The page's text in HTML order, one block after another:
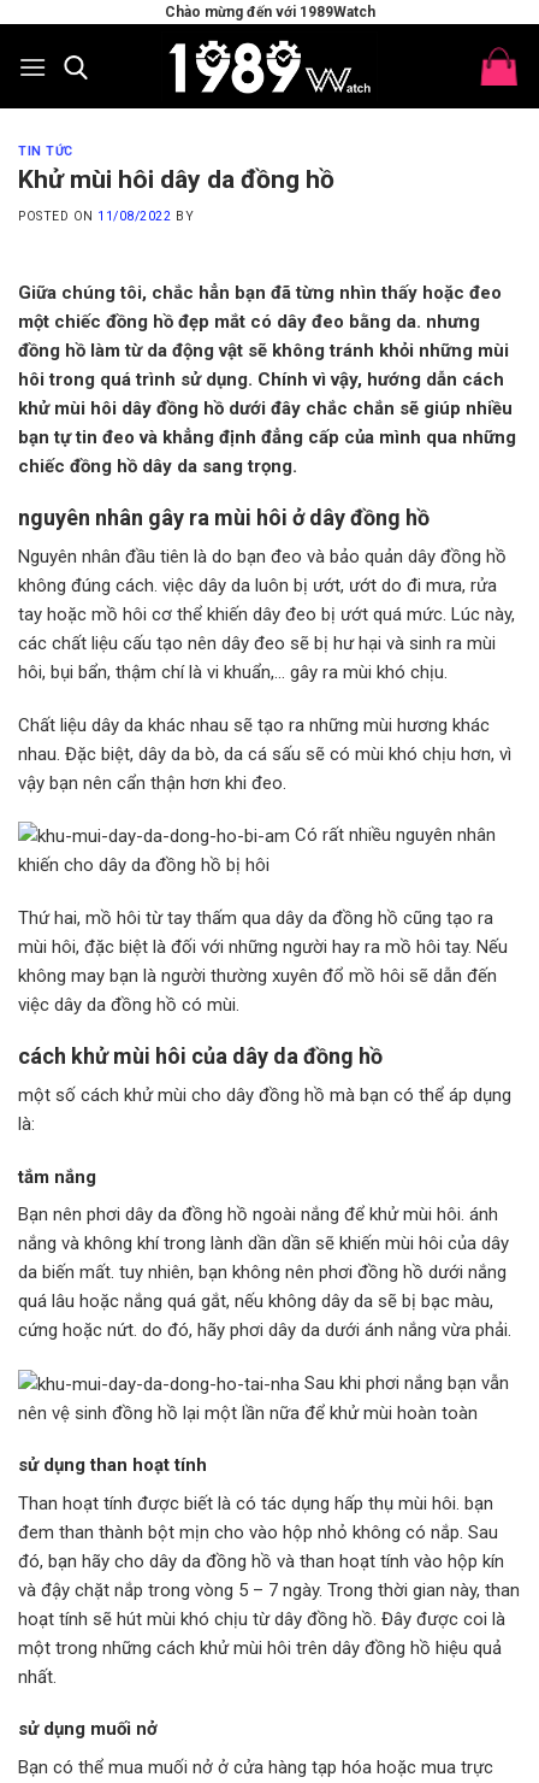
content
Chào mừng đến với 1989Watch
TIN TỨC
Khử mùi hôi dây da đồng hồ
POSTED ON 11/08/2022 BY
Giữa chúng tôi, chắc hẳn bạn đã từng nhìn thấy hoặc đeo
một chiếc đồng hồ đẹp mắt có dây đeo bằng da. nhưng
đồng hồ làm từ da động vật sẽ không tránh khỏi những mùi
hôi trong quá trình sử dụng. Chính vì vậy, hướng dẫn cách
khử mùi hôi dây đồng hồ dưới đây chắc chắn sẽ giúp nhiều
bạn tự tin đeo và khẳng định đẳng cấp của mình qua những
chiếc đồng hồ dây da sang trọng.
nguyên nhân gây ra mùi hôi ở dây đồng hồ
Nguyên nhân đầu tiên là do bạn đeo và bảo quản dây đồng hồ
không đúng cách. việc dây da luôn bị ướt, ướt do đi mưa, rửa
tay hoặc mồ hôi cơ thể khiến dây đeo bị ướt quá mức. Lúc này,
các chất liệu cấu tạo nên dây đeo sẽ bị hư hại và sinh ra mùi
hôi, bụi bẩn, thậm chí là vi khuẩn,… gây ra mùi khó chịu.
Chất liệu dây da khác nhau sẽ tạo ra những mùi hương khác
nhau. Đặc biệt, dây da bò, da cá sấu sẽ có mùi khó chịu hơn, vì
vậy bạn nên cẩn thận hơn khi đeo.
Có rất nhiều nguyên nhân
khiến cho dây da đồng hồ bị hôi
Thứ hai, mồ hôi từ tay thấm qua dây da đồng hồ cũng tạo ra
mùi hôi, đặc biệt là đối với những người hay ra mồ hôi tay. Nếu
không may bạn là người thường xuyên đổ mồ hôi sẽ dẫn đến
việc dây da đồng hồ có mùi.
cách khử mùi hôi của dây da đồng hồ
một số cách khử mùi cho dây đồng hồ mà bạn có thể áp dụng
là:
tắm nắng
Bạn nên phơi dây da đồng hồ ngoài nắng để khử mùi hôi. ánh
nắng và không khí trong lành dần dần sẽ khiến mùi hôi của dây
da biến mất. tuy nhiên, bạn không nên phơi đồng hồ dưới nắng
quá lâu hoặc nắng quá gắt, nếu không dây da sẽ bị bạc màu,
cứng hoặc nứt. do đó, hãy phơi dây da dưới ánh nắng vừa phải.
Sau khi phơi nắng bạn vẫn
nên vệ sinh đồng hồ lại một lần nữa để khử mùi hoàn toàn
sử dụng than hoạt tính
Than hoạt tính được biết là có tác dụng hấp thụ mùi hôi. bạn
đem than thành bột mịn cho vào hộp nhỏ không có nắp. Sau
đó, bạn hãy cho dây da đồng hồ và than hoạt tính vào hộp kín
và đậy chặt nắp trong vòng 5 – 7 ngày. Trong thời gian này, than
hoạt tính sẽ hút mùi khó chịu từ dây đồng hồ. Đây được coi là
một trong những cách khử mùi hôi trên dây đồng hồ hiệu quả
nhất.
sử dụng muối nở
Bạn có thể mua muối nở ở cửa hàng tạp hóa hoặc mua trực